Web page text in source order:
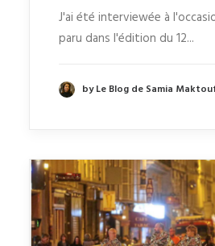
J'ai été interviewée à
paru dans l'édition du 12...
by Le Blog de Samia